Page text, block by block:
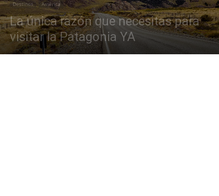
Destinos América
La única razón que necesitas para
visitar la Patagonia YA